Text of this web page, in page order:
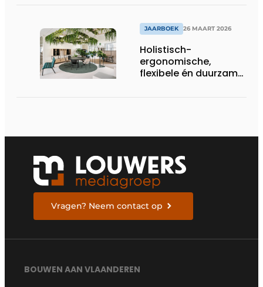
JAARBOEK 26 MAART 2026
Holistisch-
ergonomische,
flexibele én duurzame
Vragen? Neem contact op
BOUWEN AAN VLAANDEREN